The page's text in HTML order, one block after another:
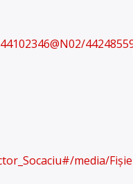
media/